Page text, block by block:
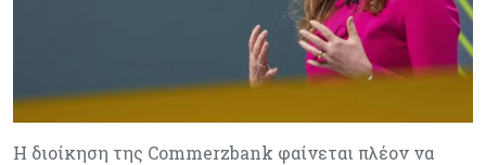
H διοίκηση της Commerzbank φαίνεται πλέον να